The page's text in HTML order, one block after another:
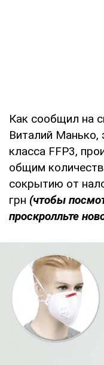
Как сообщил на
Виталий Манько,
класса FFP3,
общим
сокрытию от
грн (чтобы
проскролльте